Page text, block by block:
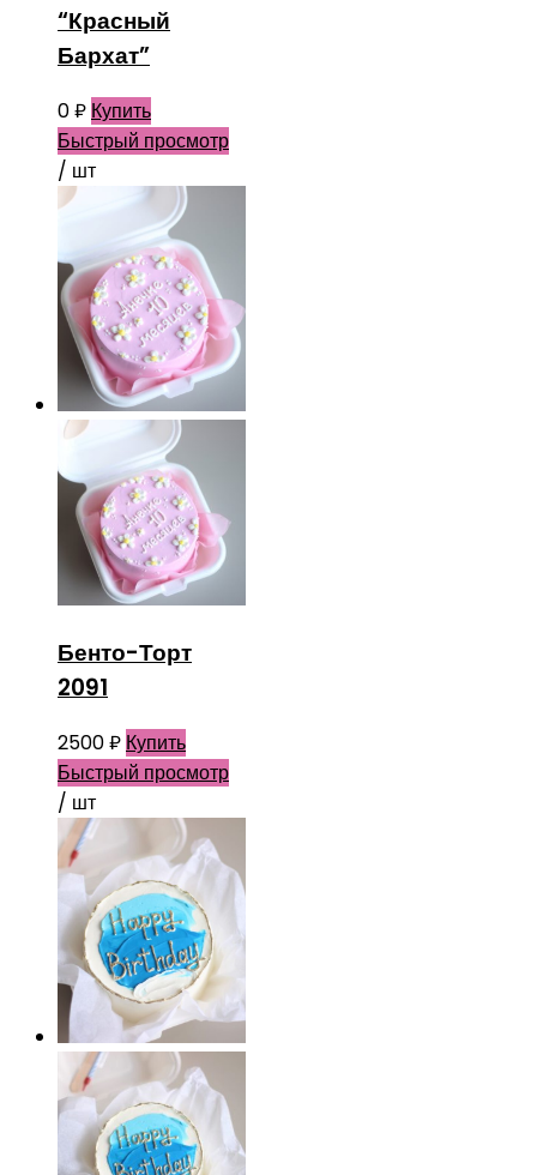
“Красный
Бархат”
0₽ Купить
Быстрый просмотр
/ шт
Бенто-Торт
2091
2500₽ Купить
Быстрый просмотр
/ шт